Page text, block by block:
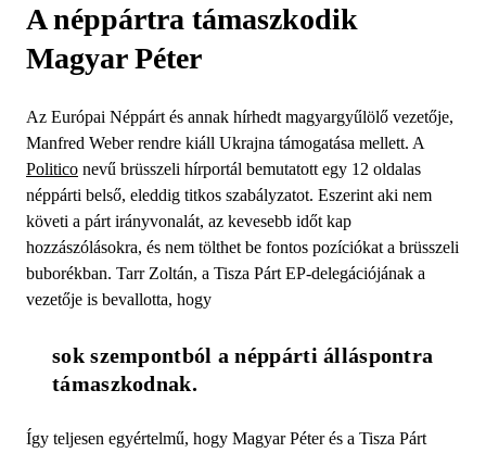
A néppártra támaszkodik
Magyar Péter
Az Európai Néppárt és annak hírhedt magyargyűlölő vezetője,
Manfred Weber rendre kiáll Ukrajna támogatása mellett. A
Politico nevű brüsszeli hírportál bemutatott egy 12 oldalas
néppárti belső, eleddig titkos szabályzatot. Eszerint aki nem
követi a párt irányvonalát, az kevesebb időt kap
hozzászólásokra, és nem tölthet be fontos pozíciókat a brüsszeli
buborékban. Tarr Zoltán, a Tisza Párt EP-delegációjának a
vezetője is bevallotta, hogy
sok szempontból a néppárti álláspontra
támaszkodnak.
Így teljesen egyértelmű, hogy Magyar Péter és a Tisza Párt